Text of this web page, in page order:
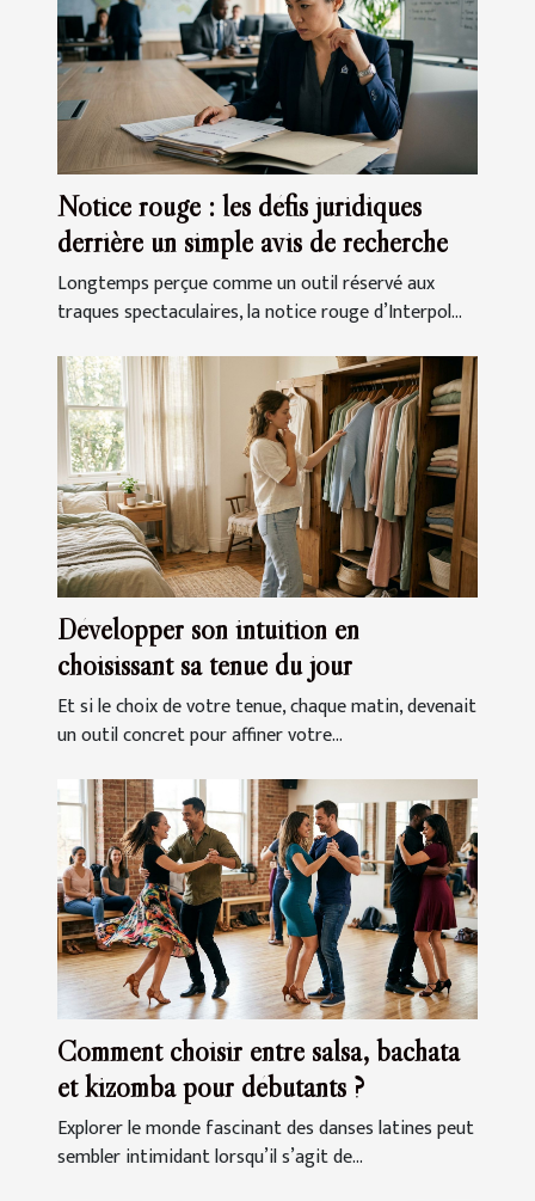
Notice rouge : les défis juridiques
derrière un simple avis de recherche
Longtemps perçue comme un outil réservé aux
traques spectaculaires, la notice rouge d’Interpol...
Développer son intuition en
choisissant sa tenue du jour
Et si le choix de votre tenue, chaque matin, devenait
un outil concret pour affiner votre...
Comment choisir entre salsa, bachata
et kizomba pour débutants ?
Explorer le monde fascinant des danses latines peut
sembler intimidant lorsqu’il s’agit de...